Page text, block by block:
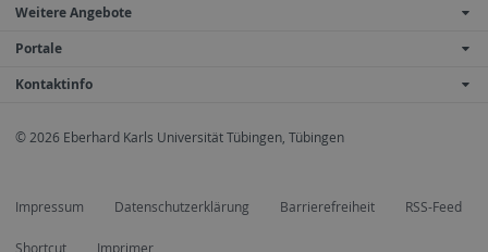
Weitere Angebote
Portale
Kontaktinfo
© 2026 Eberhard Karls Universität Tübingen, Tübingen
Impressum Datenschutzerklärung Barrierefreiheit RSS-Feed
Shortcut Imprimer